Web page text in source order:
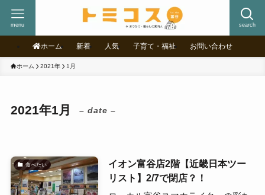
search
menu
ホーム 新着 人気 子育て・福祉 お問い合わせ
ホーム 2021年 1月
2021年1月 – date –
食べたい
イオン富谷店2階【近畿日本ツー
リスト】2/7で閉店？！